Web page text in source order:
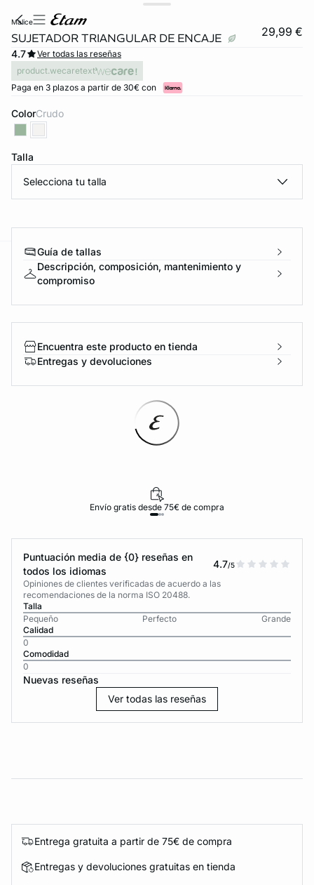
malice
SUJETADOR TRIANGULAR DE ENCAJE 29,99 €
4.7
Ver todas las reseñas
product.wecaretext
Paga en 3 plazos a partir de 30€ con
Color crudo
Talla
Selecciona tu talla
Guía de tallas
Descripción, composición, mantenimiento y
compromiso
Encuentra este producto en tienda
Entregas y devoluciones
Envío gratis desde 75€ de compra
Puntuación media de {0} reseñas en
todos los idiomas
4.7/5
Opiniones de clientes verificadas de acuerdo a las
recomendaciones de la norma ISO 20488.
Talla
Pequeño
Perfecto
Grande
Calidad
0
Comodidad
0
Nuevas reseñas
Ver todas las reseñas
Entrega gratuita a partir de 75€ de compra
Entregas y devoluciones gratuitas en tienda